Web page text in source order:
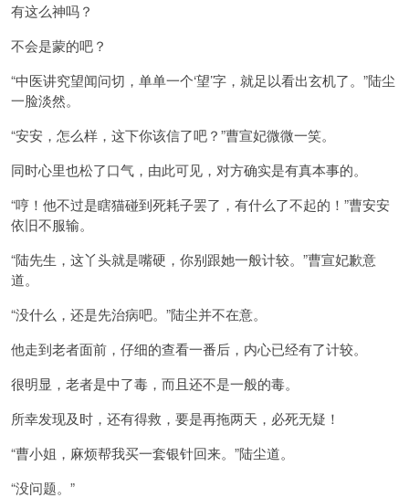
有这么神吗？
不会是蒙的吧？
“中医讲究望闻问切，单单一个‘望’字，就足以看出玄机了。”陆尘
一脸淡然。
“安安，怎么样，这下你该信了吧？”曹宣妃微微一笑。
同时心里也松了口气，由此可见，对方确实是有真本事的。
“哼！他不过是瞎猫碰到死耗子罢了，有什么了不起的！”曹安安
依旧不服输。
“陆先生，这丫头就是嘴硬，你别跟她一般计较。”曹宣妃歉意
道。
“没什么，还是先治病吧。”陆尘并不在意。
他走到老者面前，仔细的查看一番后，内心已经有了计较。
很明显，老者是中了毒，而且还不是一般的毒。
所幸发现及时，还有得救，要是再拖两天，必死无疑！
“曹小姐，麻烦帮我买一套银针回来。”陆尘道。
“没问题。”